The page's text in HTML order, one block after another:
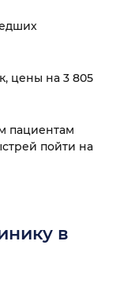
цены на 3 805
пациентам
пойти на
в